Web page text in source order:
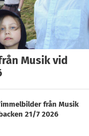
Musik vid
från Musik
21/7 2026